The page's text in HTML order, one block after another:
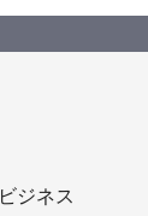
ビジネス